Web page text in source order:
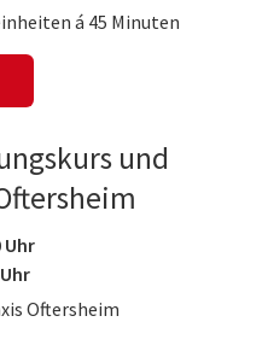
á 45 Minuten
und
Uhr
Oftersheim